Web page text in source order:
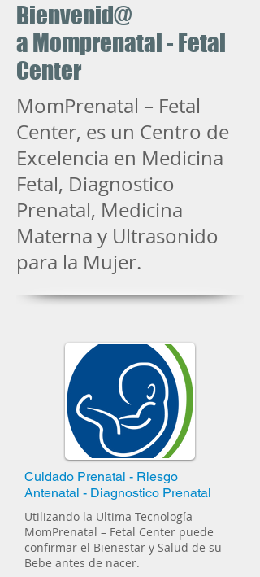
Bienvenid@
a Momprenatal - Fetal
Center
MomPrenatal – Fetal
Center, es un Centro de
Excelencia en Medicina
Fetal, Diagnostico
Prenatal, Medicina
Materna y Ultrasonido
para la Mujer.
Cuidado Prenatal - Riesgo
Antenatal - Diagnostico Prenatal
Utilizando la Ultima Tecnología
MomPrenatal – Fetal Center puede
confirmar el Bienestar y Salud de su
Bebe antes de nacer.